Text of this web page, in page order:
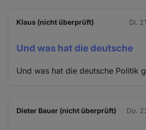
Klaus (nicht überprüft) Di.
Und was hat die deutsche
Und was hat die deutsche Politik
Dieter Bauer (nicht überprüft) Do.